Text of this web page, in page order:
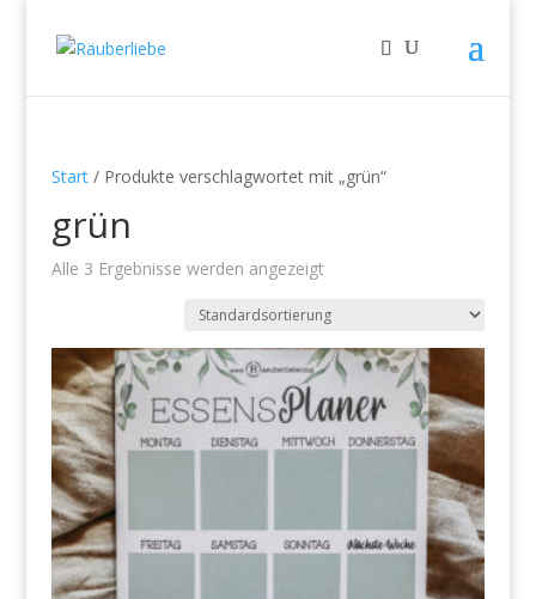
Start/ Produkte verschlagwortet mit „grün“
grün
Alle 3 Ergebnisse werden angezeigt